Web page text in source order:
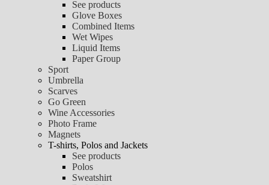
See products
Glove Boxes
Combined Items
Wet Wipes
Liquid Items
Paper Group
Sport
Umbrella
Scarves
Go Green
Wine Accessories
Photo Frame
Magnets
T-shirts, Polos and Jackets
See products
Polos
Sweatshirt